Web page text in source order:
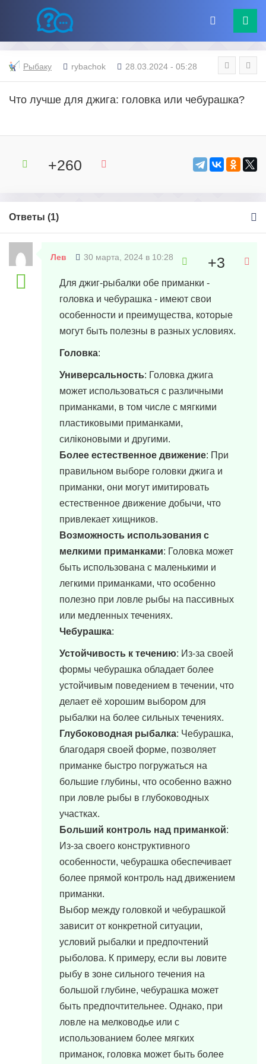
Рыбаку rybachok 28.03.2024 - 05:28
Что лучше для джига: головка или чебурашка?
+260
Ответы (1)
Лев 30 марта, 2024 в 10:28
Для джиг-рыбалки обе приманки -
головка и чебурашка - имеют свои
особенности и преимущества, которые
могут быть полезны в разных условиях.
Головка:
Универсальность: Головка джига
может использоваться с различными
приманками, в том числе с мягкими
пластиковыми приманками,
силіконовыми и другими.
Более естественное движение: При
правильном выборе головки джига и
приманки, они могут имитировать
естественное движение добычи, что
привлекает хищников.
Возможность использования с
мелкими приманками: Головка может
быть использована с маленькими и
легкими приманками, что особенно
полезно при ловле рыбы на пассивных
или медленных течениях.
Чебурашка:
Устойчивость к течению: Из-за своей
формы чебурашка обладает более
устойчивым поведением в течении, что
делает её хорошим выбором для
рыбалки на более сильных течениях.
Глубоководная рыбалка: Чебурашка,
благодаря своей форме, позволяет
приманке быстро погружаться на
большие глубины, что особенно важно
при ловле рыбы в глубоководных
участках.
Больший контроль над приманкой:
Из-за своего конструктивного
особенности, чебурашка обеспечивает
более прямой контроль над движением
приманки.
Выбор между головкой и чебурашкой
зависит от конкретной ситуации,
условий рыбалки и предпочтений
рыболова. К примеру, если вы ловите
рыбу в зоне сильного течения на
большой глубине, чебурашка может
быть предпочтительнее. Однако, при
ловле на мелководье или с
использованием более мягких
приманок, головка может быть более
+3